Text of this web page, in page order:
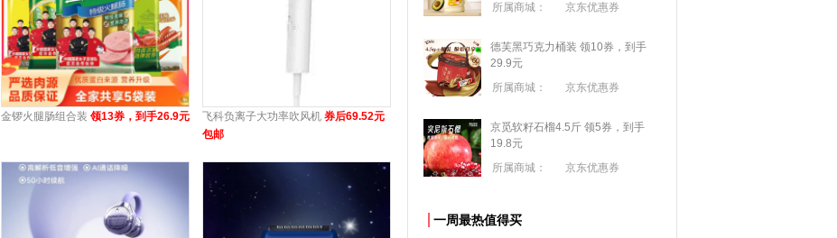
金锣火腿肠组合装 领13券，到手26.9元 飞科负离子大功率吹风机 券后69.52元
包邮
所属商城：
京东优惠券
德芙黑巧克力桶装 领10券，到手
29.9元
所属商城：
京东优惠券
京觅软籽石榴4.5斤 领5券，到手
19.8元
所属商城：
京东优惠券
一周最热值得买